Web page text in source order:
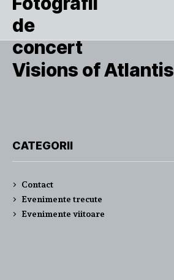
Visions of Atlantis
CATEGORII
Contact
Evenimente trecute
Evenimente viitoare